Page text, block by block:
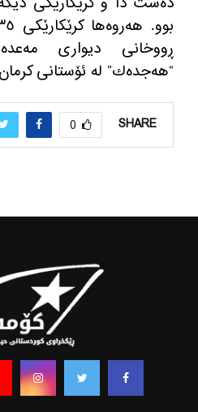
ڕووخانی دیواری
“هه‌جده‌ك” له‌ ئۆستانی
SHARE
0